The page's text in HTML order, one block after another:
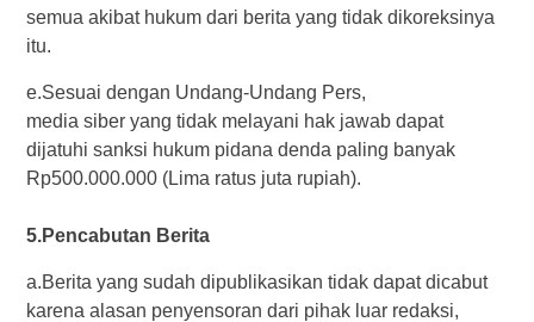
semua akibat hukum dari berita yang tidak dikoreksinya
itu.
e.Sesuai dengan Undang-Undang Pers,
media siber yang tidak melayani hak jawab dapat
dijatuhi sanksi hukum pidana denda paling banyak
Rp500.000.000 (Lima ratus juta rupiah).
5.Pencabutan Berita
a.Berita yang sudah dipublikasikan tidak dapat dicabut
karena alasan penyensoran dari pihak luar redaksi,